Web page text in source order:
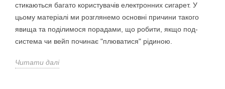
стикаються багато користувачів електронних сигарет. У
цьому матеріалі ми розглянемо основні причини такого
явища та поділимося порадами, що робити, якщо под-
система чи вейп починає "плюватися" рідиною.
Читати далі